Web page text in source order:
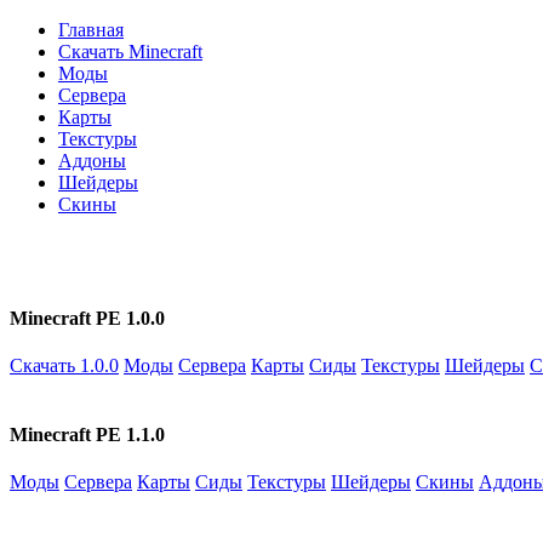
Главная
Скачать Minecraft
Моды
Сервера
Карты
Текстуры
Аддоны
Шейдеры
Скины
Minecraft PE 1.0.0
Скачать 1.0.0 Моды Сервера Карты Сиды Текстуры Шейдеры
Minecraft PE 1.1.0
Моды Сервера Карты Сиды Текстуры Шейдеры Скины